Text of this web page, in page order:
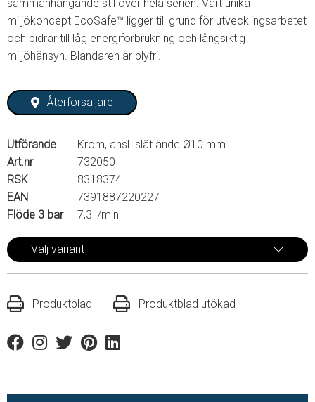
sammanhängande stil över hela serien. Vårt unika
miljökoncept EcoSafe™ ligger till grund för utvecklingsarbetet
och bidrar till låg energiförbrukning och långsiktig
miljöhänsyn. Blandaren är blyfri.
Återförsäljare
Utförande
Krom, ansl. slät ände Ø10 mm
Art.nr
732050
RSK
8318374
EAN
7391887220227
Flöde 3 bar
7,3 l/min
Välj variant
Produktblad Produktblad utökad
FacebookInstagram
TwitterPinterestLinkedin